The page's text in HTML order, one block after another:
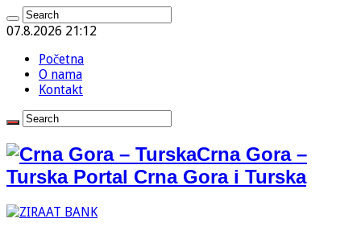
07.8.2026 21:12
Početna
O nama
Kontakt
Crna Gora –
Turska Portal Crna Gora i Turska